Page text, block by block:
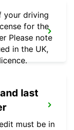
your driving
for the
Please note
in the UK,
last
must be in